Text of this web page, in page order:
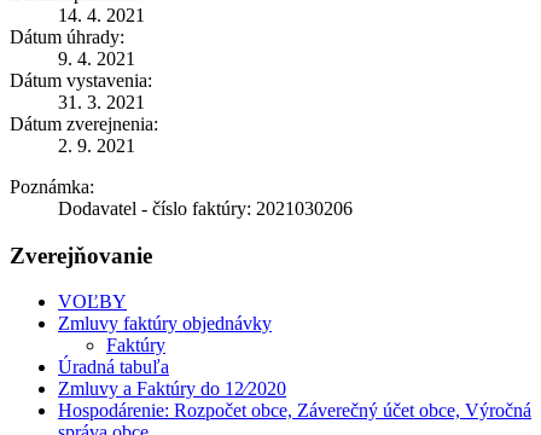
14. 4. 2021
Dátum úhrady:
9. 4. 2021
Dátum vystavenia:
31. 3. 2021
Dátum zverejnenia:
2. 9. 2021
Poznámka:
Dodavatel - číslo faktúry: 2021030206
Zverejňovanie
VOĽBY
Zmluvy faktúry objednávky
Faktúry
Úradná tabuľa
Zmluvy a Faktúry do 12⁄2020
Hospodárenie: Rozpočet obce, Záverečný účet obce, Výročná